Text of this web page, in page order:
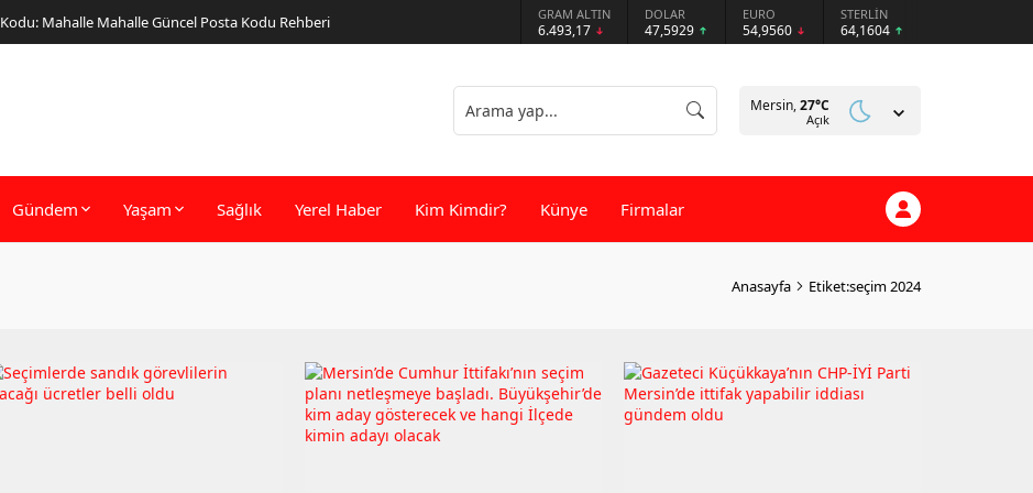
Mahalle Mahalle Güncel Posta Kodu Rehberi GRAM ALTIN
6.493,17
DOLAR
47,5929
EURO
54,9560
STERLİN
64,1604
Mersin,27°C
Açık
Gündem Yaşam Sağlık Yerel Haber Kim Kimdir? Künye Firmalar
Anasayfa Etiket:seçim 2024